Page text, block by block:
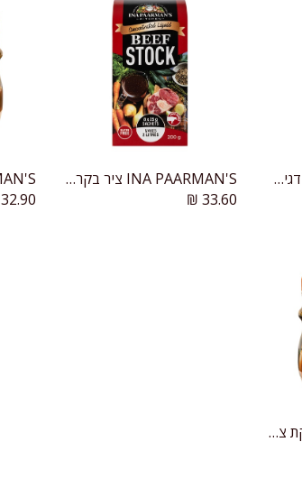
INA PAARMAN'S ציר דגים מרוכז
הוספה לעגלה
INA PAARMAN'S ציר בקר מרוכז
33.60
₪
32.90
INA PAARMAN'S אבקת ציר בקר